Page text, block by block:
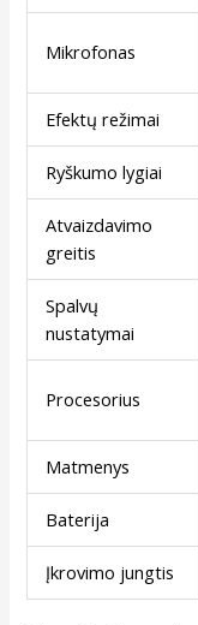
Mikrofonas
Efektų režimai
Ryškumo lygiai
Atvaizdavimo
greitis
Spalvų
nustatymai
Procesorius
Matmenys
Baterija
Įkrovimo jungtis